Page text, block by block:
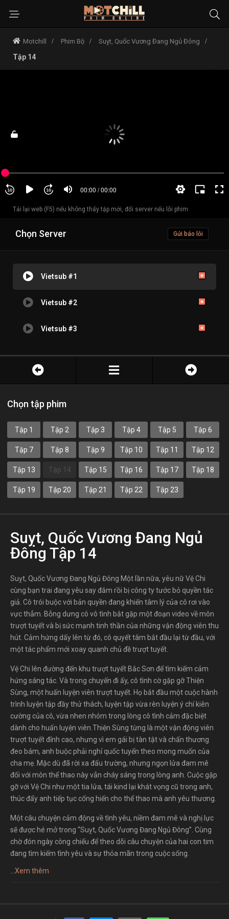
Motchill Phim Bộ Suỵt, Quốc Vương Đang Ngủ Đông
Tập 14
Tải lại web (F5) nếu không thấy tập mới, đổi server nếu lỗi phim
Chọn Server Gửi báo lỗi
Vietsub #1
Vietsub #2
Vietsub #3
Chọn tập phim
Tập 1 Tập 2 Tập 3 Tập 4 Tập 5 Tập 6
Tập 7 Tập 8 Tập 9 Tập 10 Tập 11 Tập 12
Tập 13 Tập 14 Tập 15 Tập 16 Tập 17 Tập 18
Tập 19 Tập 20 Tập 21 Tập 22 Tập 23
Suỵt, Quốc Vương Đang Ngủ
Đông Tập 14
Suỵt, Quốc Vương Đang Ngủ Đông Một lần nữa, yêu nữ Vệ Chi
cùng bạn trai đang yêu say đắm rồi bị công ty tước bỏ quyền tác
giả. Cô trói buộc với bản quyền đang khiến tâm lý của cô rơi vào
vực thẳm. Bỗng dưng cô vô tình bắt gặp một đoạn video về môn
trượt tuyết và bị sức mạnh tinh thần của những vận động viên thu
hút. Cảm hứng dấy lên từ đó, cô quyết tâm bắt đầu lại từ đầu, với
một tác phẩm mới xoay quanh chủ đề trượt tuyết.
Vệ Chi lên đường đến khu trượt tuyết Bắc Sơn để tìm kiếm cảm
hứng sáng tác. Và trong chuyến đi ấy, cô tình cờ gặp gỡ Thiện
Sùng, một huấn luyện viên trượt tuyết. Họ bắt đầu một cuộc hành
trình luyện tập đầy thử thách, luyện tập vừa rèn luyện ý chí kiên
cường của cô, vừa nhen nhóm trong lòng cô tình cảm đặc biệt
dành cho huấn luyện viên.Thiện Sùng từng là một vận động viên
trượt tuyết đỉnh cao, nhưng vì em gái bị tàn tật và chấn thương
đeo bám, anh buộc phải nghỉ quốc tuyển theo mong muốn của
cha mẹ. Mặc dù đã rời xa đấu trường, nhưng ngọn lửa đam mê
đối với môn thể thao này vẫn cháy sáng trong lòng anh. Cuộc gặp
gỡ với Vệ Chi như một tia lửa, tái kind lại khát vọng cũ trong anh,
thúc đẩy anh tiếp tục cống hiến cho thể thao mà anh yêu thương.
Một câu chuyện cảm động về tình yêu, niềm đam mê và nghị lực
sẽ được hé mở trong “Suỵt, Quốc Vương Đang Ngủ Đông”. Cùng
chờ đón ngày công chiếu để theo dõi câu chuyện của hai con tim
đang tìm kiếm tình yêu và sự thỏa mãn trong cuộc sống.
Xem thêm